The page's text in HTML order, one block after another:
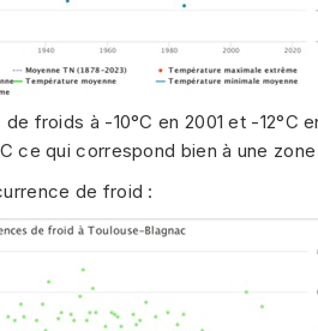
froids à -10°C en 2001 et -12°C
ce qui correspond bien à une
de froid :